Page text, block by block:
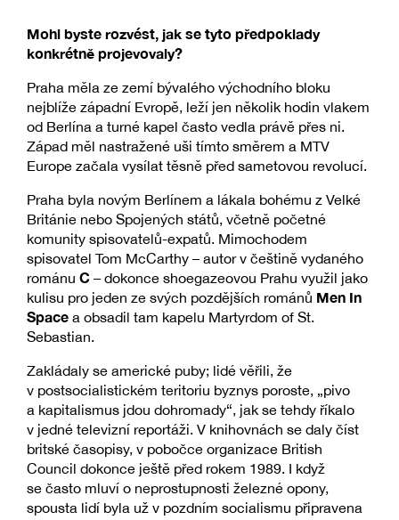
Mohl byste rozvést, jak se tyto předpoklady
konkrétně projevovaly?
Praha měla ze zemí bývalého východního bloku
nejblíže západní Evropě, leží jen několik hodin vlakem
od Berlína a turné kapel často vedla právě přes ni.
Západ měl nastražené uši tímto směrem a MTV
Europe začala vysílat těsně před sametovou revolucí.
Praha byla novým Berlínem a lákala bohému z Velké
Británie nebo Spojených států, včetně početné
komunity spisovatelů-expatů. Mimochodem
spisovatel Tom McCarthy – autor v češtině vydaného
románu C – dokonce shoegazeovou Prahu využil jako
kulisu pro jeden ze svých pozdějších románů Men In
Space a obsadil tam kapelu Martyrdom of St.
Sebastian.
Zakládaly se americké puby; lidé věřili, že
v postsocialistickém teritoriu byznys poroste, „pivo
a kapitalismus jdou dohromady“, jak se tehdy říkalo
v jedné televizní reportáži. V knihovnách se daly číst
britské časopisy, v pobočce organizace British
Council dokonce ještě před rokem 1989. I když
se často mluví o neprostupnosti železné opony,
spousta lidí byla už v pozdním socialismu připravena